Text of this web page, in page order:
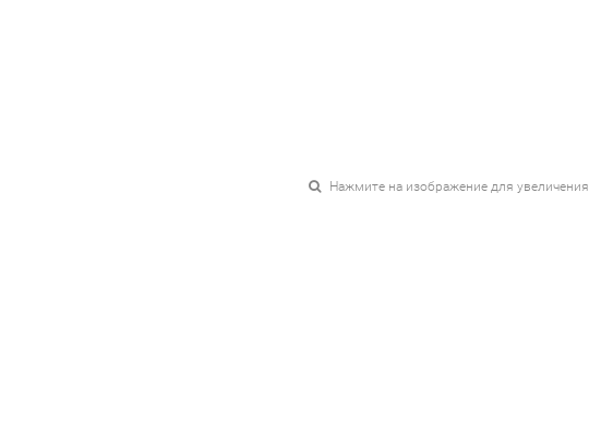
Нажмите на изображение для увеличения